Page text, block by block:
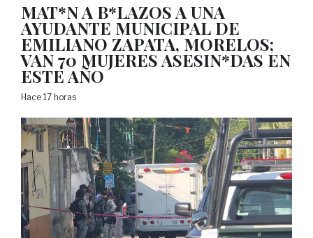
MAT*N A B*LAZOS A UNA
AYUDANTE MUNICIPAL DE
EMILIANO ZAPATA, MORELOS;
VAN 70 MUJERES ASESIN*DAS EN
ESTE AÑO
Hace 17 horas